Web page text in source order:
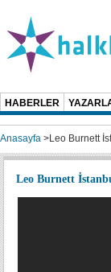
HABERLER
Anasayfa >Leo Burnett
Leo Burnett